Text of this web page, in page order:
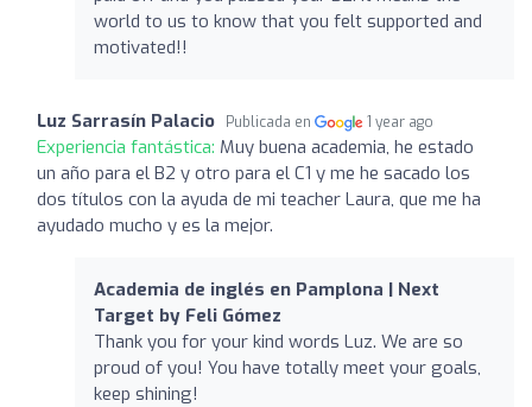
world to us to know that you felt supported and
motivated!!
Luz Sarrasín Palacio Publicada en 1 year ago
Experiencia fantástica: Muy buena academia, he estado
un año para el B2 y otro para el C1 y me he sacado los
dos títulos con la ayuda de mi teacher Laura, que me ha
ayudado mucho y es la mejor.
Academia de inglés en Pamplona | Next
Target by Feli Gómez
Thank you for your kind words Luz. We are so
proud of you! You have totally meet your goals,
keep shining!